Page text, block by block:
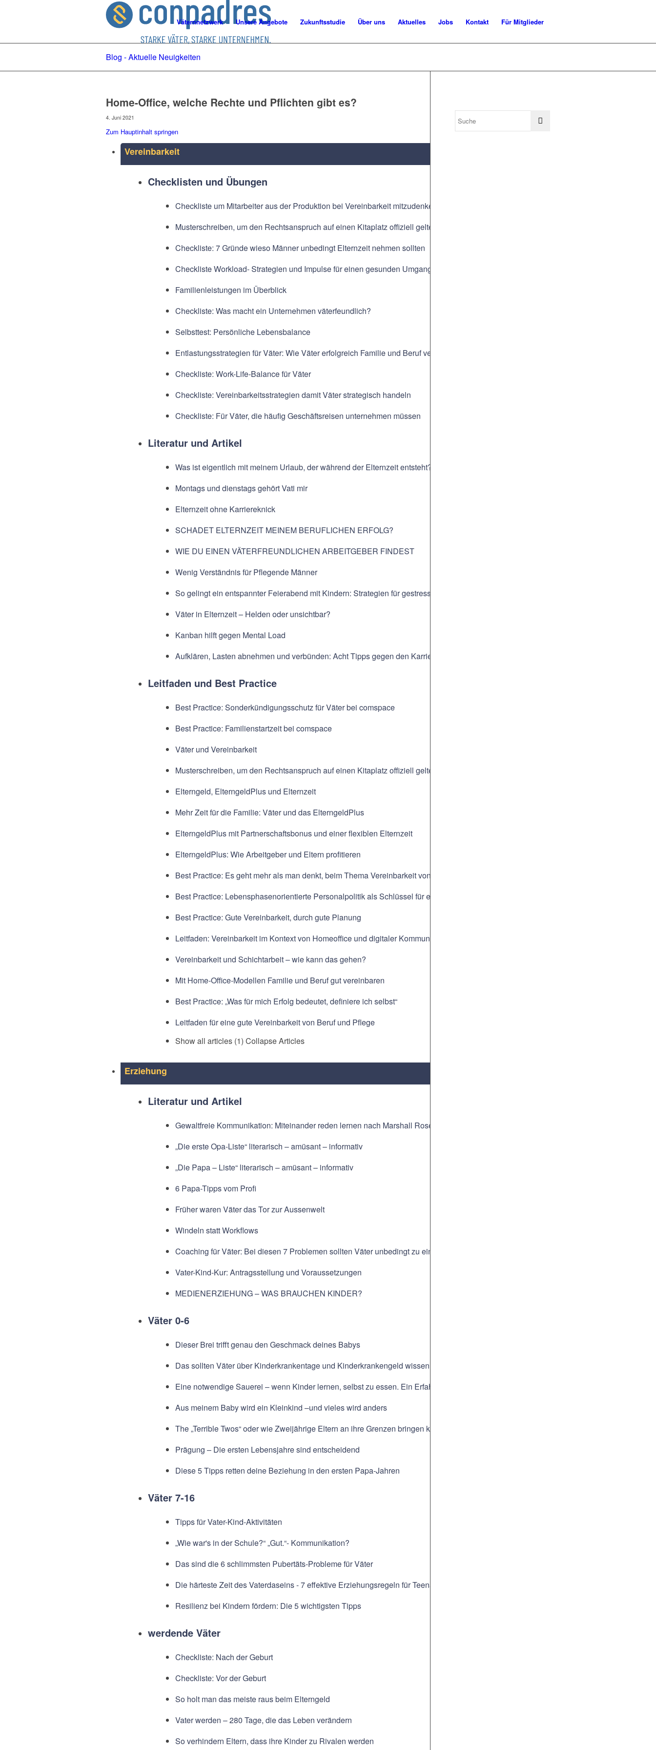
Väternnetzwerk Unsere Angebote Zukunftsstudie Über uns Aktuelles Jobs Kontakt Für Mitglieder
Blog - Aktuelle Neuigkeiten
Home-Office, welche Rechte und Pflichten gibt es?
4. Juni 2021
Zum Hauptinhalt springen
Vereinbarkeit
Checklisten und Übungen
Checkliste um Mitarbeiter aus der Produktion bei Vereinbarkeit mitzudenken
Musterschreiben, um den Rechtsanspruch auf einen Kitaplatz offiziell geltend zumachen
Checkliste: 7 Gründe wieso Männer unbedingt Elternzeit nehmen sollten
Checkliste Workload- Strategien und Impulse für einen gesunden Umgang mit hoher Arbeitsbelastung
Familienleistungen im Überblick
Checkliste: Was macht ein Unternehmen väterfeundlich?
Selbsttest: Persönliche Lebensbalance
Entlastungsstrategien für Väter: Wie Väter erfolgreich Familie und Beruf vereinbaren können
Checkliste: Work-Life-Balance für Väter
Checkliste: Vereinbarkeitsstrategien damit Väter strategisch handeln
Checkliste: Für Väter, die häufig Geschäftsreisen unternehmen müssen
Literatur und Artikel
Was ist eigentlich mit meinem Urlaub, der während der Elternzeit entsteht?
Montags und dienstags gehört Vati mir
Elternzeit ohne Karriereknick
SCHADET ELTERNZEIT MEINEM BERUFLICHEN ERFOLG?
WIE DU EINEN VÄTERFREUNDLICHEN ARBEITGEBER FINDEST
Wenig Verständnis für Pflegende Männer
So gelingt ein entspannter Feierabend mit Kindern: Strategien für gestresste Eltern
Väter in Elternzeit – Helden oder unsichtbar?
Kanban hilft gegen Mental Load
Aufklären, Lasten abnehmen und verbünden: Acht Tipps gegen den Karrierekiller Mental Load
Leitfaden und Best Practice
Best Practice: Sonderkündigungsschutz für Väter bei comspace
Best Practice: Familienstartzeit bei comspace
Väter und Vereinbarkeit
Musterschreiben, um den Rechtsanspruch auf einen Kitaplatz offiziell geltend zumachen
Elterngeld, ElterngeldPlus und Elternzeit
Mehr Zeit für die Familie: Väter und das ElterngeldPlus
ElterngeldPlus mit Partnerschaftsbonus und einer flexiblen Elternzeit
ElterngeldPlus: Wie Arbeitgeber und Eltern profitieren
Best Practice: Es geht mehr als man denkt, beim Thema Vereinbarkeit von Familie und Beruf
Best Practice: Lebensphasenorientierte Personalpolitik als Schlüssel für eine gute Vereinbarkeit
Best Practice: Gute Vereinbarkeit, durch gute Planung
Leitfaden: Vereinbarkeit im Kontext von Homeoffice und digitaler Kommunikation zwischen Beruf und Familie
Vereinbarkeit und Schichtarbeit – wie kann das gehen?
Mit Home-Office-Modellen Familie und Beruf gut vereinbaren
Best Practice: „Was für mich Erfolg bedeutet, definiere ich selbst“
Leitfaden für eine gute Vereinbarkeit von Beruf und Pflege
Show all articles (1) Collapse Articles
Erziehung
Literatur und Artikel
Gewaltfreie Kommunikation: Miteinander reden lernen nach Marshall Rosenberg
„Die erste Opa-Liste“ literarisch – amüsant – informativ
„Die Papa – Liste“ literarisch – amüsant – informativ
6 Papa-Tipps vom Profi
Früher waren Väter das Tor zur Aussenwelt
Windeln statt Workflows
Coaching für Väter: Bei diesen 7 Problemen sollten Väter unbedingt zu einem Coach gehen
Vater-Kind-Kur: Antragsstellung und Voraussetzungen
MEDIENERZIEHUNG – WAS BRAUCHEN KINDER?
Väter 0-6
Dieser Brei trifft genau den Geschmack deines Babys
Das sollten Väter über Kinderkrankentage und Kinderkrankengeld wissen
Eine notwendige Sauerei – wenn Kinder lernen, selbst zu essen. Ein Erfahrungsbericht
Aus meinem Baby wird ein Kleinkind –und vieles wird anders
The „Terrible Twos“ oder wie Zweijährige Eltern an ihre Grenzen bringen können
Prägung – Die ersten Lebensjahre sind entscheidend
Diese 5 Tipps retten deine Beziehung in den ersten Papa-Jahren
Väter 7-16
Tipps für Vater-Kind-Aktivitäten
„Wie war's in der Schule?“ „Gut.“- Kommunikation?
Das sind die 6 schlimmsten Pubertäts-Probleme für Väter
Die härteste Zeit des Vaterdaseins - 7 effektive Erziehungsregeln für Teenager
Resilienz bei Kindern fördern: Die 5 wichtigsten Tipps
werdende Väter
Checkliste: Nach der Geburt
Checkliste: Vor der Geburt
So holt man das meiste raus beim Elterngeld
Vater werden – 280 Tage, die das Leben verändern
So verhindern Eltern, dass ihre Kinder zu Rivalen werden